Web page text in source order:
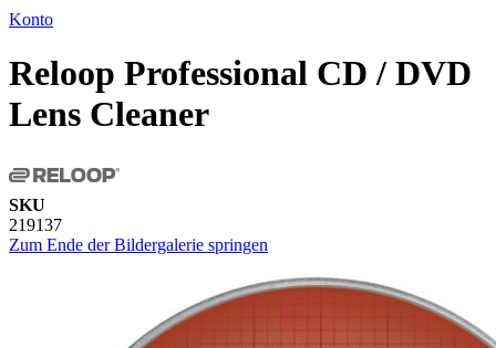
Konto
Reloop Professional CD / DVD
Lens Cleaner
SKU
219137
Zum Ende der Bildergalerie springen